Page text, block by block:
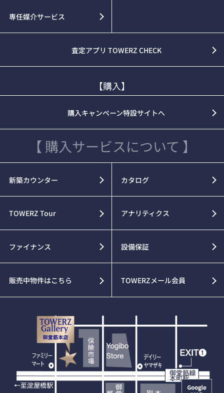
専任媒介サービス
査定アプリ TOWERZ CHECK
【購入】
購入キャンペーン特設サイトへ
【 購入サービスについて 】
新築カウンター カタログ
TOWERZ Tour アナリティクス
ファイナンス 設備保証
販売中物件はこちら TOWERZメール会員